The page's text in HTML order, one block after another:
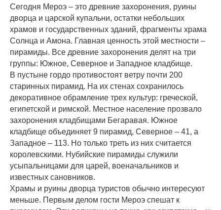
Сегодня Мероэ – это древние захоронения, руины
дворца и царской купальни, остатки небольших
храмов и государственных зданий, фрагменты храма
Солнца и Амона. Главная ценность этой местности –
пирамиды. Все древние захоронения делят на три
группы: Южное, Северное и Западное кладбище.
В пустыне гордо противостоят ветру почти 200
старинных пирамид. На их стенах сохранилось
декоративное обрамление трех культур: греческой,
египетской и римской. Местное население прозвало
захоронения кладбищами Бегаравая. Южное
кладбище объединяет 9 пирамид, Северное – 41, а
Западное – 113. Но только треть из них считается
королевскими. Нубийские пирамиды служили
усыпальницами для царей, военачальников и
известных сановников.
Храмы и руины дворца туристов обычно интересуют
меньше. Первым делом гости Мероэ спешат к